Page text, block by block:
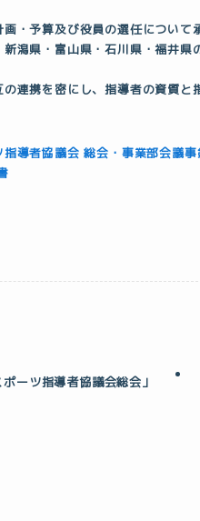
・予算及び役員の選任について
潟県・富山県・石川県・福井
連携を密にし、指導者の資質
導者協議会 総会・事業部会議事
ーツ指導者協議会総会」